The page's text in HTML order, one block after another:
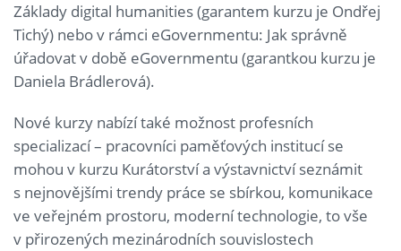
Základy digital humanities (garantem kurzu je Ondřej
Tichý) nebo v rámci eGovernmentu: Jak správně
úřadovat v době eGovernmentu (garantkou kurzu je
Daniela Brádlerová).
Nové kurzy nabízí také možnost profesních
specializací – pracovníci paměťových institucí se
mohou v kurzu Kurátorství a výstavnictví seznámit
s nejnovějšími trendy práce se sbírkou, komunikace
ve veřejném prostoru, moderní technologie, to vše
v přirozených mezinárodních souvislostech